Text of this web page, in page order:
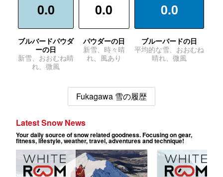
0.0
ブルバードパウダ
ーの日
新雪、おおむね晴
れ、微風
0.0
パウダーの日
新雪、時々晴
れ、風あり
0.0
ブルーバードの日
平均的な雪、おおむね
晴れ、微風
Fukagawa 雪の履歴